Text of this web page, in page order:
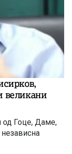
великани
од Гоце, Даме,